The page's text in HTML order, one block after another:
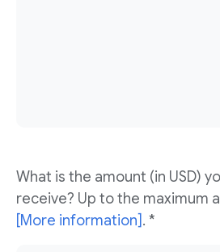
What is the amount (in USD)
receive? Up to the maximum
[More information]. *